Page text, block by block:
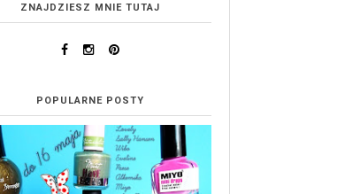
ZNAJDZIESZ MNIE TUTAJ
POPULARNE POSTY